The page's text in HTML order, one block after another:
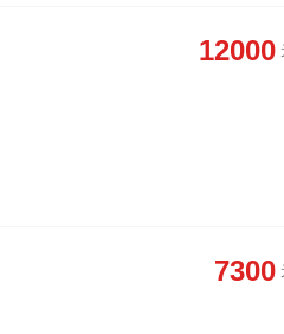
12000
7300